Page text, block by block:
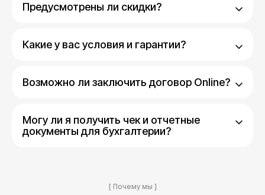
Предусмотрены ли скидки?
Какие у вас условия и гарантии?
Возможно ли заключить договор Online?
Могу ли я получить чек и отчетные
документы для бухгалтерии?
[ Почему мы ]